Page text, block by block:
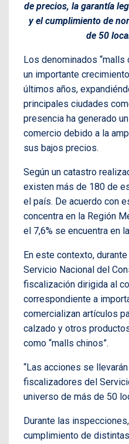
de precios, la garantía
y el cumplimiento de
de 50
Los denominados
un importante
últimos años,
principales ciudades
presencia ha generado
comercio debido a la
sus bajos precios.
Según un catastro
existen más de 180 de
el país. De acuerdo con
concentra en la Región
el 7,6% se encuentra en
En este contexto,
Servicio Nacional del
fiscalización dirigida al
correspondiente a
comercializan artículos
calzado y otros
como “malls chinos”.
“Las acciones se
fiscalizadores del
universo de más de 50
Durante las
cumplimiento de